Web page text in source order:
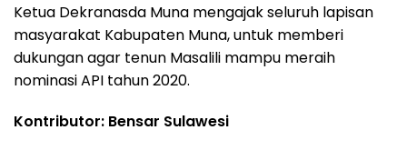
Ketua Dekranasda Muna mengajak seluruh lapisan
masyarakat Kabupaten Muna, untuk memberi
dukungan agar tenun Masalili mampu meraih
nominasi API tahun 2020.
Kontributor: Bensar Sulawesi